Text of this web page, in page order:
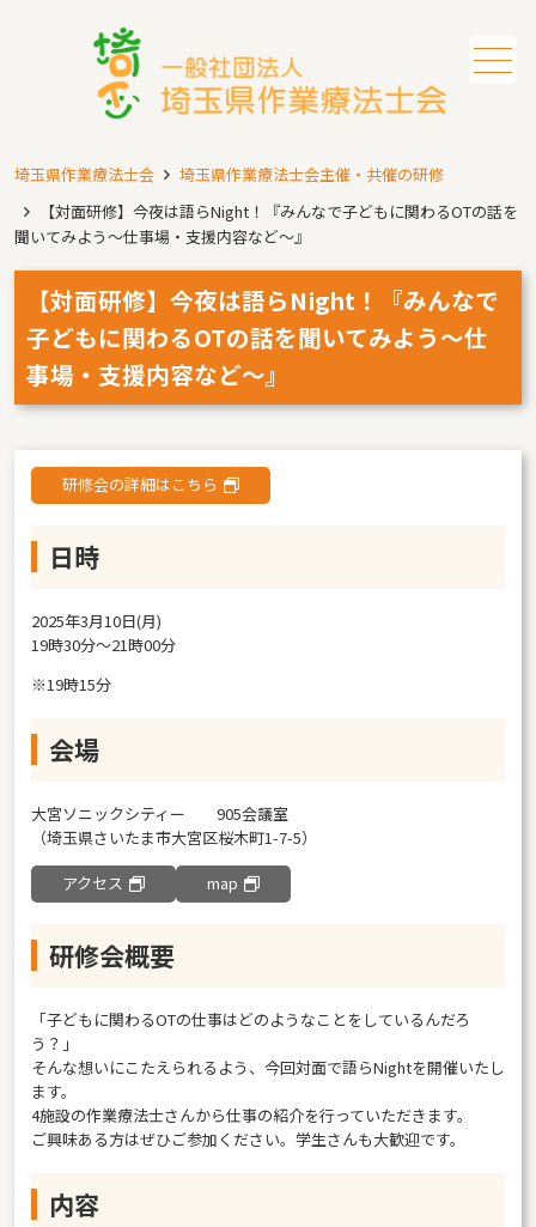
埼玉県作業療法士会
埼玉県作業療法士会主催・共催の研修
【対面研修】今夜は語らNight！『みんなで子どもに関わるOTの話を
聞いてみよう～仕事場・支援内容など～』
【対面研修】今夜は語らNight！『みんなで
子どもに関わるOTの話を聞いてみよう～仕
事場・支援内容など～』
研修会の詳細はこちら
日時
2025年3月10日(月)
19時30分～21時00分
※19時15分
会場
大宮ソニックシティー 905会議室
（埼玉県さいたま市大宮区桜木町1-7-5）
アクセス
map
研修会概要
「子どもに関わるOTの仕事はどのようなことをしているんだろ
う？」
そんな想いにこたえられるよう、今回対面で語らNightを開催いたし
ます。
4施設の作業療法士さんから仕事の紹介を行っていただきます。
ご興味ある方はぜひご参加ください。学生さんも大歓迎です。
内容